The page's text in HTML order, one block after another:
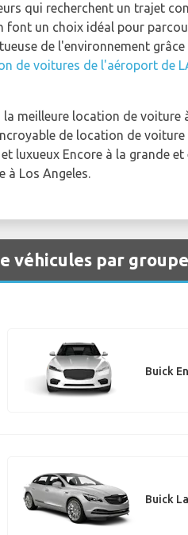
qui recherchent un trajet
font un choix idéal pour
de l'environnement
de voitures de l'aéroport de
la meilleure location de
de location de
luxueux Encore à la grande
à Los Angeles.
véhicules par
Buick
Buick